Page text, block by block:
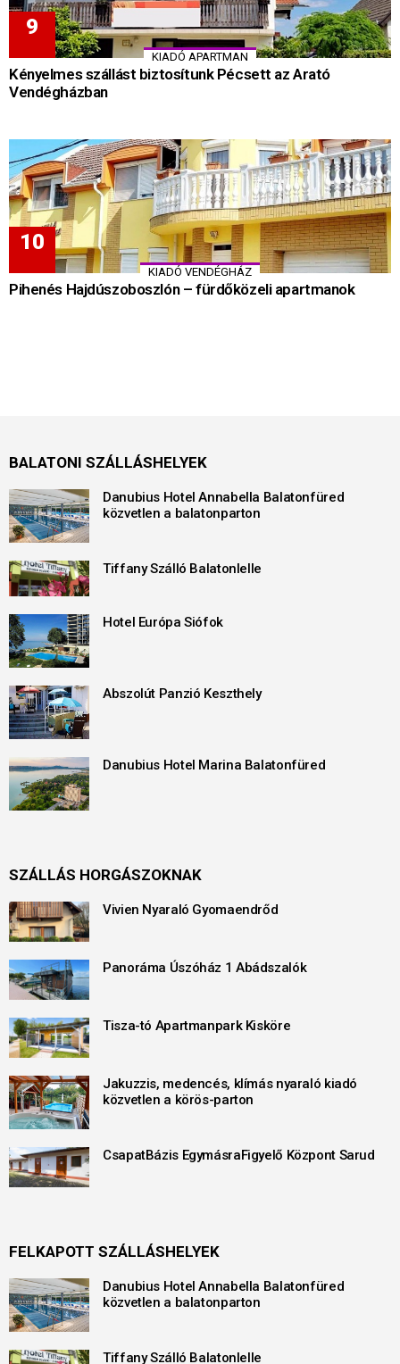
KIADÓ APARTMAN
Kényelmes szállást biztosítunk Pécsett az Arató
Vendégházban
KIADÓ VENDÉGHÁZ
Pihenés Hajdúszoboszlón – fürdőközeli apartmanok
BALATONI SZÁLLÁSHELYEK
Danubius Hotel Annabella Balatonfüred
közvetlen a balatonparton
Tiffany Szálló Balatonlelle
Hotel Európa Siófok
Abszolút Panzió Keszthely
Danubius Hotel Marina Balatonfüred
SZÁLLÁS HORGÁSZOKNAK
Vivien Nyaraló Gyomaendrőd
Panoráma Úszóház 1 Abádszalók
Tisza-tó Apartmanpark Kisköre
Jakuzzis, medencés, klímás nyaraló kiadó
közvetlen a körös-parton
CsapatBázis EgymásraFigyelő Központ Sarud
FELKAPOTT SZÁLLÁSHELYEK
Danubius Hotel Annabella Balatonfüred
közvetlen a balatonparton
Tiffany Szálló Balatonlelle